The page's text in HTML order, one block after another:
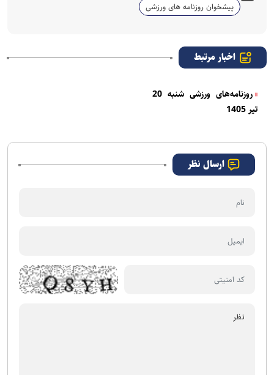
پیشخوان روزنامه های ورزشی
اخبار مرتبط
روزنامه‌های ورزشی شنبه 20
تیر 1405
ارسال نظر